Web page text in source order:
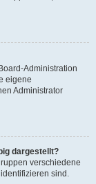
Administration
eigene
Administrator
dargestellt?
verschiedene
sind.